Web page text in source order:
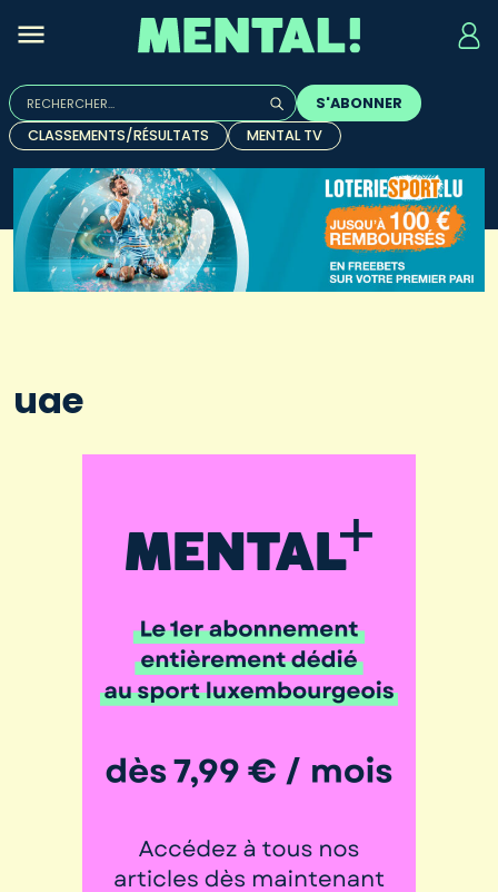
Rechercher :
Quand les résultats de l'auto-complétion sont
S'ABONNER
CLASSEMENTS/RÉSULTATS
MENTAL TV
uae